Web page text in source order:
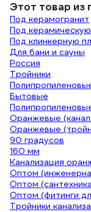
Этот товар из
Под керамогранит
Под керамическую
Под клинкерную
Для бани и сауны
Россия
Тройники
Бытовые
Оранжевые
Оранжевые
90 градусов
160 мм
Канализация
Оптом
Оптом
Оптом (фитинги
Тройники